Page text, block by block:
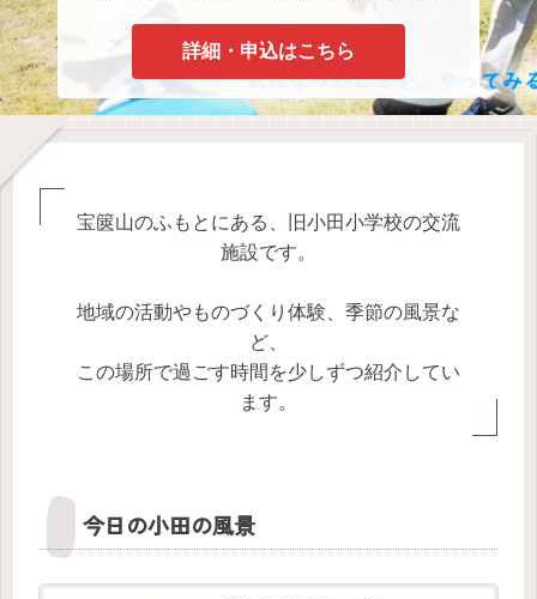
詳細・申込はこちら
宝篋山のふもとにある、旧小田小学校の交流
施設です。
地域の活動やものづくり体験、季節の風景な
ど、
この場所で過ごす時間を少しずつ紹介してい
ます。
今日の小田の風景